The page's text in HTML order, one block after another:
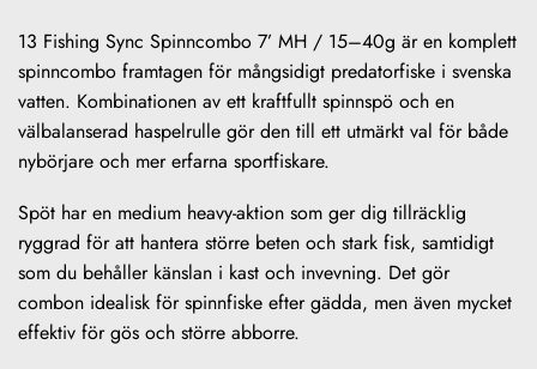
13 Fishing Sync Spinncombo 7’ MH / 15–40g är en komplett
spinncombo framtagen för mångsidigt predatorfiske i svenska
vatten. Kombinationen av ett kraftfullt spinnspö och en
välbalanserad haspelrulle gör den till ett utmärkt val för både
nybörjare och mer erfarna sportfiskare.
Spöt har en medium heavy-aktion som ger dig tillräcklig
ryggrad för att hantera större beten och stark fisk, samtidigt
som du behåller känslan i kast och invevning. Det gör
combon idealisk för spinnfiske efter gädda, men även mycket
effektiv för gös och större abborre.